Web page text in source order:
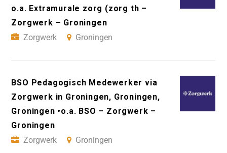
o.a. Extramurale zorg (zorg th –
Zorgwerk – Groningen
Zorgwerk
Groningen
BSO Pedagogisch Medewerker via
Zorgwerk in Groningen, Groningen,
Groningen •o.a. BSO – Zorgwerk –
Groningen
Zorgwerk
Groningen